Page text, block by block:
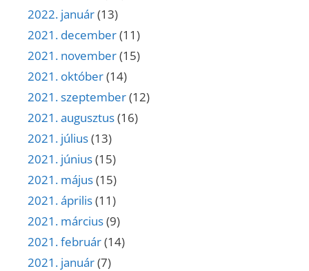
2022. január(13)
2021. december(11)
2021. november(15)
2021. október(14)
2021. szeptember(12)
2021. augusztus(16)
2021. július(13)
2021. június(15)
2021. május(15)
2021. április(11)
2021. március(9)
2021. február(14)
2021. január(7)